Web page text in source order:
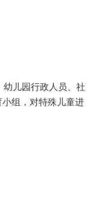
儿园行政人员、社
组，对特殊儿童进